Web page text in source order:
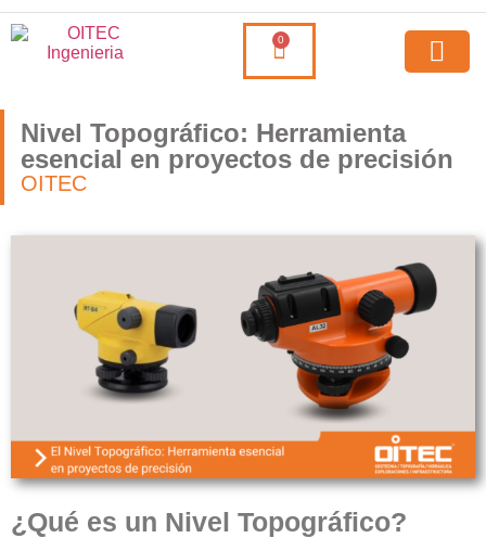
0
Nivel Topográfico: Herramienta
esencial en proyectos de precisión
OITEC
¿Qué es un Nivel Topográfico?